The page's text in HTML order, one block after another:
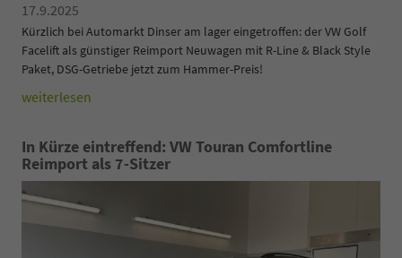
17.9.2025
Kürzlich bei Automarkt Dinser am lager eingetroffen: der VW Golf
Facelift als günstiger Reimport Neuwagen mit R-Line & Black Style
Paket, DSG-Getriebe jetzt zum Hammer-Preis!
weiterlesen
In Kürze eintreffend: VW Touran Comfortline
Reimport als 7-Sitzer